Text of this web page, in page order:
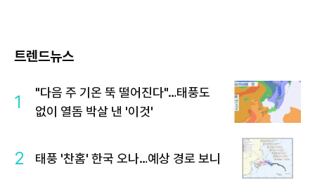
트렌드뉴스
1
"다음 주 기온 뚝 떨어진다"…태풍도
없이 열돔 박살 낸 '이것'
2 태풍 '찬홈' 한국 오나…예상 경로 보니